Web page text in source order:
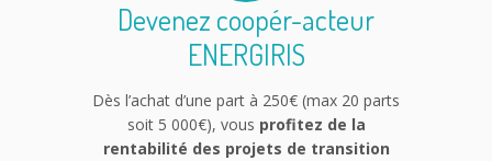
Devenez coopér-acteur
ENERGIRIS
Dès l’achat d’une part à 250€ (max 20 parts
soit 5 000€), vous profitez de la
rentabilité des projets de transition